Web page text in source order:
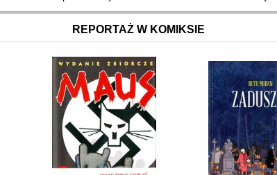
REPORTAŻ W KOMIKSIE